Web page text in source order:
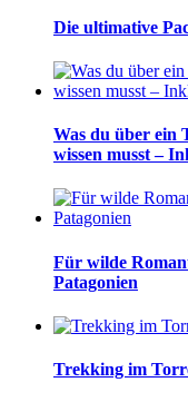
Die ultimative
Was du über ein
wissen musst –
Für wilde
Patagonien
Trekking im